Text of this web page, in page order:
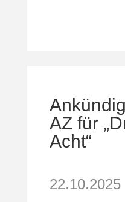
AZ für
Acht“
22.10.2025